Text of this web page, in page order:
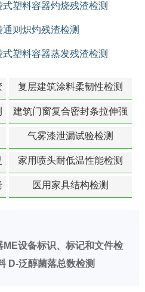
塑料容器灼烧残渣检测
则炽灼残渣检测
塑料容器蒸发残渣检测
复层建筑涂料柔韧性检测
建筑门窗复合密封条拉伸强
度-硬质塑料材料检测
气雾漆泄漏试验检测
家用喷头耐低温性能检测
医用家具结构检测
ME设备标识、标记和文件检
D-泛醇菌落总数检测